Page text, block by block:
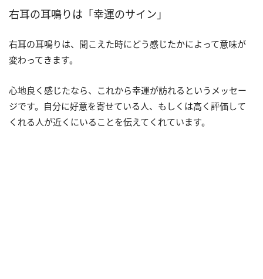
右耳の耳鳴りは「幸運のサイン」
右耳の耳鳴りは、聞こえた時にどう感じたかによって意味が
変わってきます。
心地良く感じたなら、これから幸運が訪れるというメッセー
ジです。自分に好意を寄せている人、もしくは高く評価して
くれる人が近くにいることを伝えてくれています。